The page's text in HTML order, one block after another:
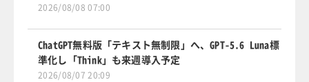
2026/08/08 07:00
ChatGPT無料版「テキスト無制限」へ、GPT-5.6 Luna標
準化し「Think」も来週導入予定
2026/08/07 20:09